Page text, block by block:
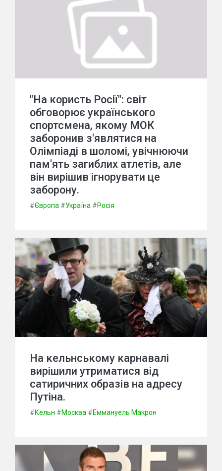
"На користь Росії": світ
обговорює українського
спортсмена, якому МОК
заборонив з'являтися на
Олімпіаді в шоломі, увічнюючи
пам'ять загиблих атлетів, але
він вирішив ігнорувати це
заборону.
#Європа #Україна #Росія
На кельнському карнавалі
вирішили утриматися від
сатиричних образів на адресу
Путіна.
#Кельн #Москва #Еммануель Макрон